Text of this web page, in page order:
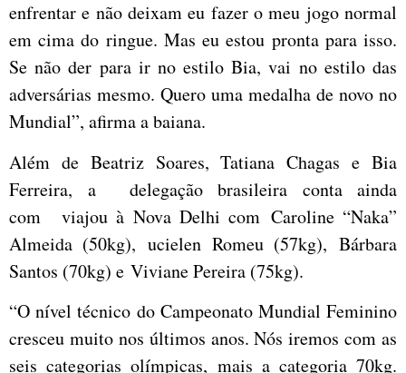
enfrentar e não deixam eu fazer o meu jogo normal
em cima do ringue. Mas eu estou pronta para isso.
Se não der para ir no estilo Bia, vai no estilo das
adversárias mesmo. Quero uma medalha de novo no
Mundial”, afirma a baiana.
Além de Beatriz Soares, Tatiana Chagas e Bia
Ferreira, a delegação brasileira conta ainda
com viajou à Nova Delhi com Caroline “Naka”
Almeida (50kg), ucielen Romeu (57kg), Bárbara
Santos (70kg) e Viviane Pereira (75kg).
“O nível técnico do Campeonato Mundial Feminino
cresceu muito nos últimos anos. Nós iremos com as
seis categorias olímpicas, mais a categoria 70kg.